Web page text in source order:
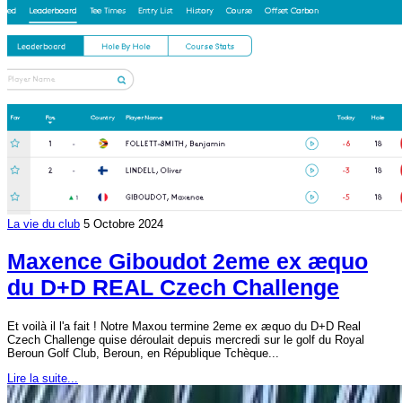
La vie du club 5 Octobre 2024
Maxence Giboudot 2eme ex æquo
du D+D REAL Czech Challenge
Et voilà il l'a fait ! Notre Maxou termine 2eme ex æquo du D+D Real
Czech Challenge quise déroulait depuis mercredi sur le golf du Royal
Beroun Golf Club, Beroun, en République Tchèque...
Lire la suite...